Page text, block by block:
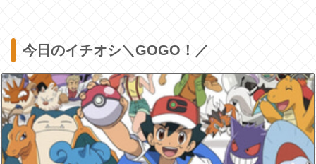
今日のイチオシ＼GOGO！／